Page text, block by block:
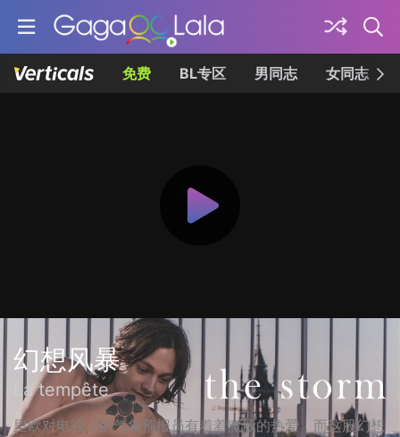
免费 BL专区 男同志 女同志
幻想风暴
La tempête
里欧对电视上的气象预报员有着着魔般的热爱，而这股幻想